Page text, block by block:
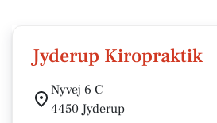
Jyderup Kiropraktik
Nyvej 6 C
4450 Jyderup